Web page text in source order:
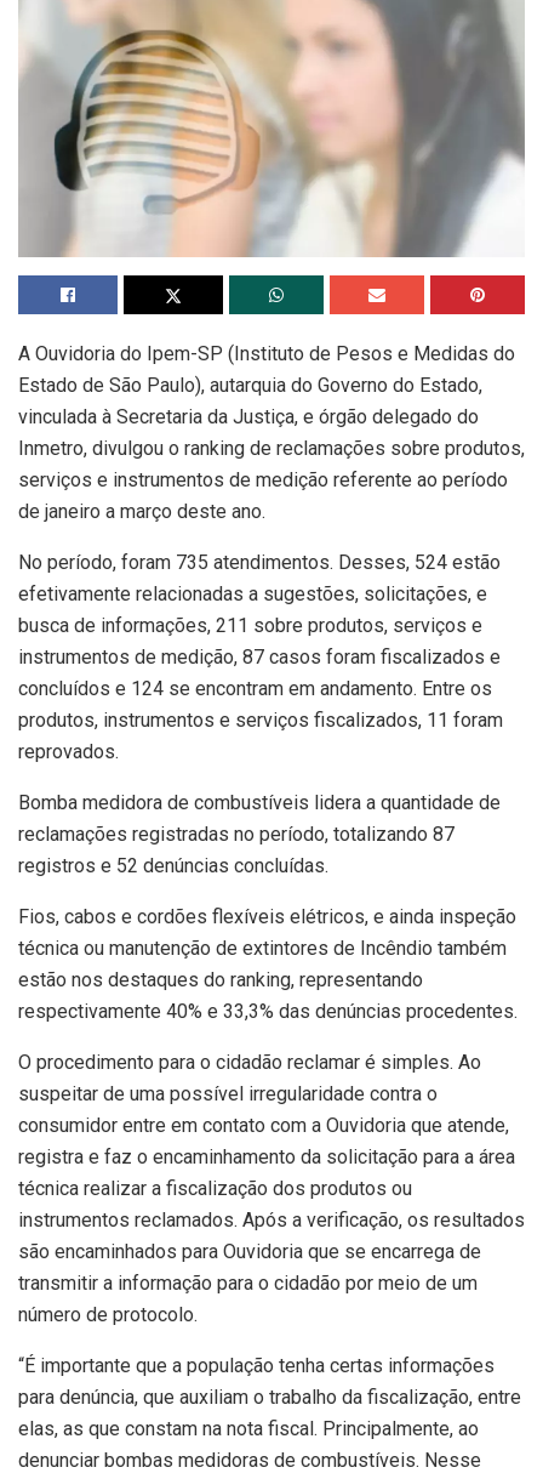
A Ouvidoria do Ipem-SP (Instituto de Pesos e Medidas do
Estado de São Paulo), autarquia do Governo do Estado,
vinculada à Secretaria da Justiça, e órgão delegado do
Inmetro, divulgou o ranking de reclamações sobre produtos,
serviços e instrumentos de medição referente ao período
de janeiro a março deste ano.
No período, foram 735 atendimentos. Desses, 524 estão
efetivamente relacionadas a sugestões, solicitações, e
busca de informações, 211 sobre produtos, serviços e
instrumentos de medição, 87 casos foram fiscalizados e
concluídos e 124 se encontram em andamento. Entre os
produtos, instrumentos e serviços fiscalizados, 11 foram
reprovados.
Bomba medidora de combustíveis lidera a quantidade de
reclamações registradas no período, totalizando 87
registros e 52 denúncias concluídas.
Fios, cabos e cordões flexíveis elétricos, e ainda inspeção
técnica ou manutenção de extintores de Incêndio também
estão nos destaques do ranking, representando
respectivamente 40% e 33,3% das denúncias procedentes.
O procedimento para o cidadão reclamar é simples. Ao
suspeitar de uma possível irregularidade contra o
consumidor entre em contato com a Ouvidoria que atende,
registra e faz o encaminhamento da solicitação para a área
técnica realizar a fiscalização dos produtos ou
instrumentos reclamados. Após a verificação, os resultados
são encaminhados para Ouvidoria que se encarrega de
transmitir a informação para o cidadão por meio de um
número de protocolo.
“É importante que a população tenha certas informações
para denúncia, que auxiliam o trabalho da fiscalização, entre
elas, as que constam na nota fiscal. Principalmente, ao
denunciar bombas medidoras de combustíveis. Nesse